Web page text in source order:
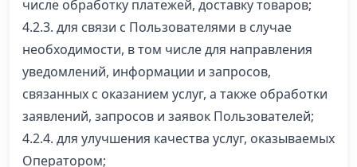
числе обработку платежей, доставку товаров;
4.2.3. для связи с Пользователями в случае
необходимости, в том числе для направления
уведомлений, информации и запросов,
связанных с оказанием услуг, а также обработки
заявлений, запросов и заявок Пользователей;
4.2.4. для улучшения качества услуг, оказываемых
Оператором;